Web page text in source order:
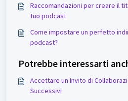
Raccomandazioni per creare il
tuo podcast
Come impostare un perfetto
podcast?
Potrebbe interessarti
Accettare un Invito di
Successivi